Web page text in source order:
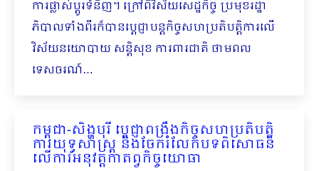
ការផ្លាស់ប្តូរទំនិញ។ ក្រៅពីវិស័យសេដ្ឋកិច្ច ប្រមុខរដ្ឋា
ភិបាលទាំងពីរក៏បានប្ដេជ្ញាបន្តកិច្ចសហប្រតិបត្តិការលើ
វិស័យនយោបាយ សន្តិសុខ ការពារជាតិ ថាមពល
ទេសចរណ៍…
កម្ពុជា-សិង្ហបុរី ប្ដេជ្ញាពង្រឹងកិច្ចសហប្រតិបត្តិ
ការយុទ្ធសាស្ត្រ និងចែករំលែកបទពិសោធន៍
លើការអនុវត្តកាតព្វកិច្ចយោធា